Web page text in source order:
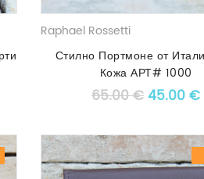
46.00 €.
цена е: 30.00 €.
Raphael Rossetti
Стилно Портмоне от
Кожа АРТ# 1000
65.00€Original
45.00€